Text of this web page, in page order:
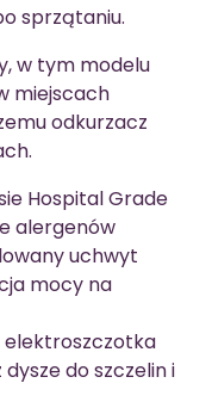
sprzątaniu.
w tym modelu
miejscach
odkurzacz
Hospital Grade
alergenów
uchwyt
mocy na
elektroszczotka
dysze do szczelin i